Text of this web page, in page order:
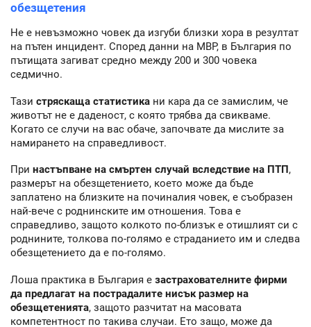
обезщетения
Не е невъзможно човек да изгуби близки хора в резултат
на пътен инцидент. Според данни на МВР, в България по
пътищата загиват средно между 200 и 300 човека
седмично.
Тази стряскаща статистика ни кара да се замислим, че
животът не е даденост, с която трябва да свикваме.
Когато се случи на вас обаче, започвате да мислите за
намирането на справедливост.
При настъпване на смъртен случай вследствие на ПТП,
размерът на обезщетението, което може да бъде
заплатено на близките на починалия човек, е съобразен
най-вече с роднинските им отношения. Това е
справедливо, защото колкото по-близък е отишлият си с
роднините, толкова по-голямо е страданието им и следва
обезщетението да е по-голямо.
Лоша практика в България е застрахователните фирми
да предлагат на пострадалите нисък размер на
обезщетенията, защото разчитат на масовата
компетентност по такива случаи. Ето защо, може да